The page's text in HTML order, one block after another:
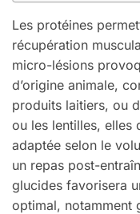
Les protéines
récupération
micro-lésions
d’origine animale,
produits laitiers, ou
ou les lentilles, elles
adaptée selon le
un repas post-
glucides favorisera
optimal, notamment